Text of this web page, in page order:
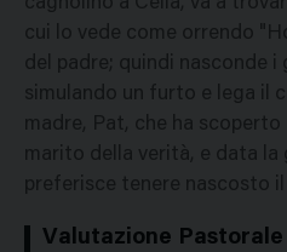
cagnolino a Celia, va a
cui lo vede come orrendo
del padre; quindi nasconde
simulando un furto e lega il
madre, Pat, che ha
marito della verità, e data la
preferisce tenere nascosto il
Valutazione Pastorale